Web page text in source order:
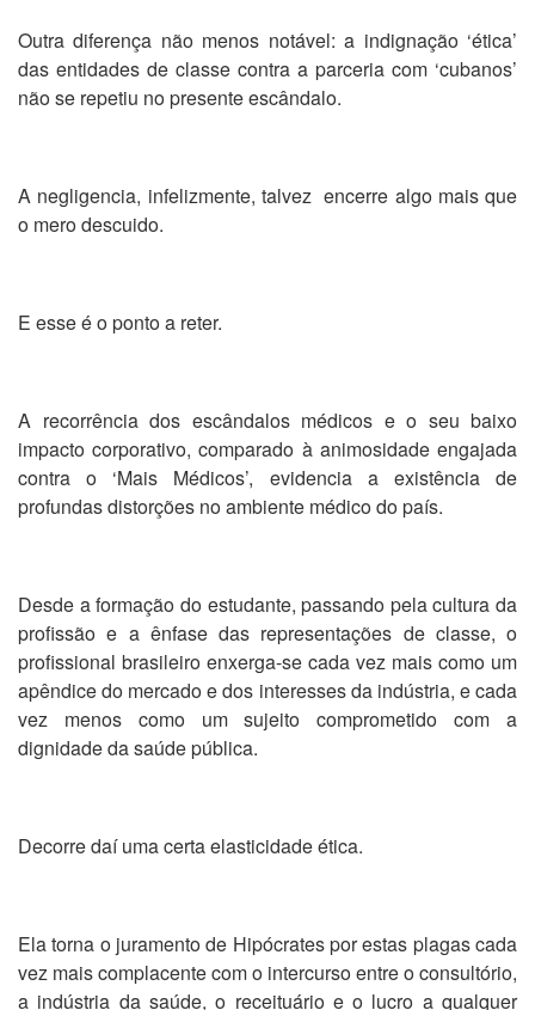
Outra diferença não menos notável: a indignação ‘ética’
das entidades de classe contra a parceria com ‘cubanos’
não se repetiu no presente escândalo.
A negligencia, infelizmente, talvez encerre algo mais que
o mero descuido.
E esse é o ponto a reter.
A recorrência dos escândalos médicos e o seu baixo
impacto corporativo, comparado à animosidade engajada
contra o ‘Mais Médicos’, evidencia a existência de
profundas distorções no ambiente médico do país.
Desde a formação do estudante, passando pela cultura da
profissão e a ênfase das representações de classe, o
profissional brasileiro enxerga-se cada vez mais como um
apêndice do mercado e dos interesses da indústria, e cada
vez menos como um sujeito comprometido com a
dignidade da saúde pública.
Decorre daí uma certa elasticidade ética.
Ela torna o juramento de Hipócrates por estas plagas cada
vez mais complacente com o intercurso entre o consultório,
a indústria da saúde, o receituário e o lucro a qualquer